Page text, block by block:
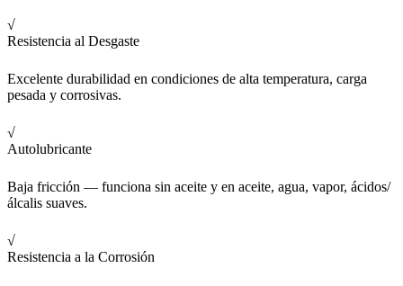
√
Resistencia al Desgaste
Excelente durabilidad en condiciones de alta temperatura, carga
pesada y corrosivas.
√
Autolubricante
Baja fricción — funciona sin aceite y en aceite, agua, vapor, ácidos/
álcalis suaves.
√
Resistencia a la Corrosión